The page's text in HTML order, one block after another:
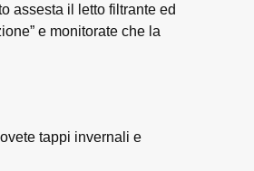
assesta il letto filtrante ed
e monitorate che la
tappi invernali e